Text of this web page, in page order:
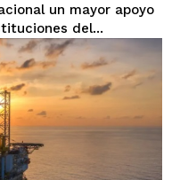
un mayor apoyo
del...